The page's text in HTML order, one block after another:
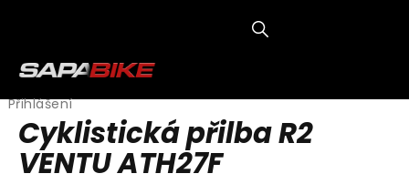
Přihlášení
Cyklistická přilba R2
VENTU ATH27F